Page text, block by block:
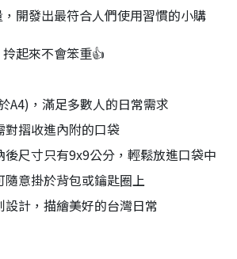
開發出最符合人們使用習慣的小購
起來不會笨重👍
A4)，滿足多數人的日常需求
對摺收進內附的口袋
後尺寸只有9x9公分，輕鬆放進口袋中
意掛於背包或鑰匙圈上
計，描繪美好的台灣日常